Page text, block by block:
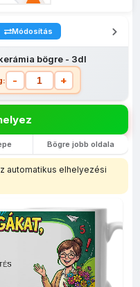
Módosítás
bögre - 3dl
- +
tolltartó
szatyor
Bögre jobb oldala
automatikus elhelyezési